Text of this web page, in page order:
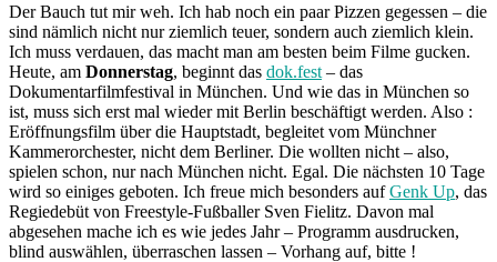
Der Bauch tut mir weh. Ich hab noch ein paar Pizzen gegessen – die
sind nämlich nicht nur ziemlich teuer, sondern auch ziemlich klein.
Ich muss verdauen, das macht man am besten beim Filme gucken.
Heute, am Donnerstag, beginnt das dok.fest – das
Dokumentarfilmfestival in München. Und wie das in München so
ist, muss sich erst mal wieder mit Berlin beschäftigt werden. Also :
Eröffnungsfilm über die Hauptstadt, begleitet vom Münchner
Kammerorchester, nicht dem Berliner. Die wollten nicht – also,
spielen schon, nur nach München nicht. Egal. Die nächsten 10 Tage
wird so einiges geboten. Ich freue mich besonders aufGenk Up, das
Regiedebüt von Freestyle-Fußballer Sven Fielitz. Davon mal
abgesehen mache ich es wie jedes Jahr – Programm ausdrucken,
blind auswählen, überraschen lassen – Vorhang auf, bitte !